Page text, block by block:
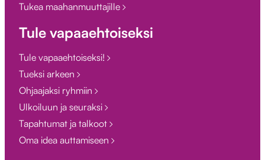
Tukea maahanmuuttajille
Tule vapaaehtoiseksi
Tule vapaaehtoiseksi!
Tueksi arkeen
Ohjaajaksi ryhmiin
Ulkoiluun ja seuraksi
Tapahtumat ja talkoot
Oma idea auttamiseen